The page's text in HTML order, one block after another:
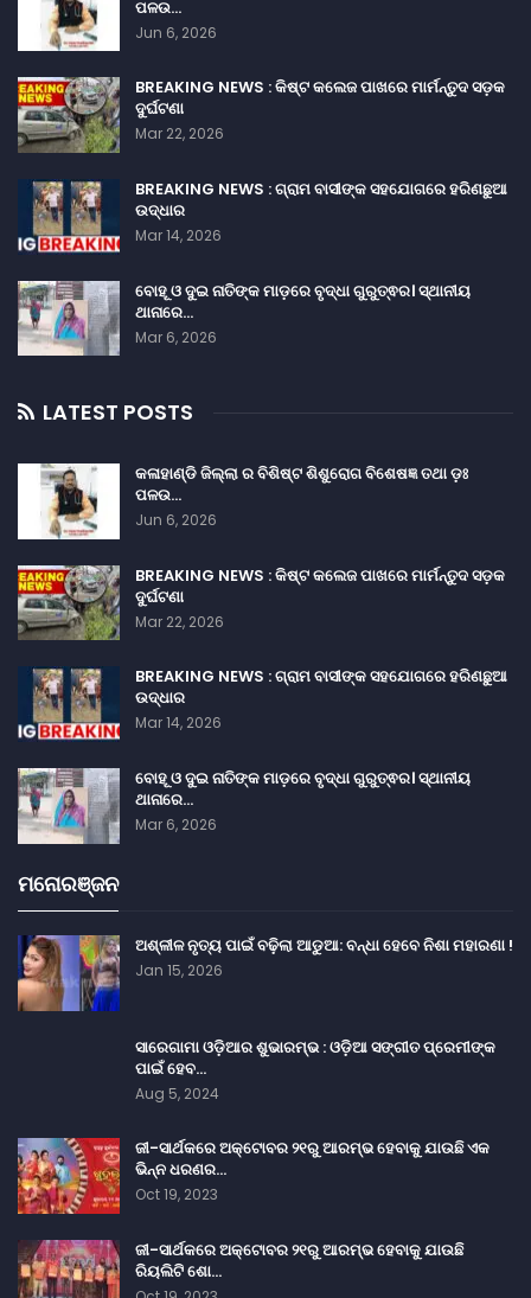
ପଳଉ…
Jun 6, 2026
BREAKING NEWS : କିଷ୍ଟ କଲେଜ ପାଖରେ ମାର୍ମନ୍ତୁଦ ସଡ଼କ
ଦୁର୍ଘଟଣା
Mar 22, 2026
BREAKING NEWS : ଗ୍ରାମ ବାସୀଙ୍କ ସହଯୋଗରେ ହରିଣଛୁଆ
ଉଦ୍ଧାର
Mar 14, 2026
ବୋହୂ ଓ ଦୁଇ ନାତିଙ୍କ ମାଡ଼ରେ ବୃଦ୍ଧା ଗୁରୁତ୍ଵର। ସ୍ଥାନୀୟ
ଥାନାରେ…
Mar 6, 2026
LATEST POSTS
କଳାହାଣ୍ଡି ଜିଲ୍ଲା ର ବିଶିଷ୍ଟ ଶିଶୁରୋଗ ବିଶେଷଜ୍ଞ ତଥା ଡ଼ଃ
ପଳଉ…
Jun 6, 2026
BREAKING NEWS : କିଷ୍ଟ କଲେଜ ପାଖରେ ମାର୍ମନ୍ତୁଦ ସଡ଼କ
ଦୁର୍ଘଟଣା
Mar 22, 2026
BREAKING NEWS : ଗ୍ରାମ ବାସୀଙ୍କ ସହଯୋଗରେ ହରିଣଛୁଆ
ଉଦ୍ଧାର
Mar 14, 2026
ବୋହୂ ଓ ଦୁଇ ନାତିଙ୍କ ମାଡ଼ରେ ବୃଦ୍ଧା ଗୁରୁତ୍ଵର। ସ୍ଥାନୀୟ
ଥାନାରେ…
Mar 6, 2026
ମନୋରଞ୍ଜନ
ଅଶ୍ଳୀଳ ନୃତ୍ୟ ପାଇଁ ବଢ଼ିଲା ଆଡୁଆ: ବନ୍ଧା ହେବେ ନିଶା ମହାରଣା !
Jan 15, 2026
ସାରେଗାମା ଓଡ଼ିଆର ଶୁଭାରମ୍ଭ : ଓଡ଼ିଆ ସଙ୍ଗୀତ ପ୍ରେମୀଙ୍କ
ପାଇଁ ହେବ…
Aug 5, 2024
ଜୀ-ସାର୍ଥକରେ ଅକ୍ଟୋବର ୨୧ରୁ ଆରମ୍ଭ ହେବାକୁ ଯାଉଛି ଏକ
ଭିନ୍ନ ଧରଣର…
Oct 19, 2023
ଜୀ-ସାର୍ଥକରେ ଅକ୍ଟୋବର ୨୧ରୁ ଆରମ୍ଭ ହେବାକୁ ଯାଉଛି
ରିୟଲିଟି ଶୋ…